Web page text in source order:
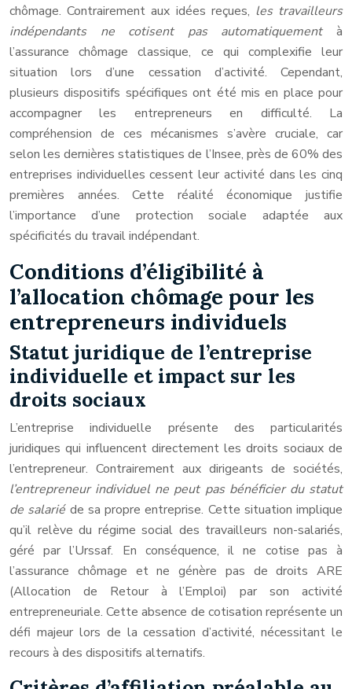
chômage. Contrairement aux idées reçues, les travailleurs
indépendants ne cotisent pas automatiquement à
l’assurance chômage classique, ce qui complexifie leur
situation lors d’une cessation d’activité. Cependant,
plusieurs dispositifs spécifiques ont été mis en place pour
accompagner les entrepreneurs en difficulté. La
compréhension de ces mécanismes s’avère cruciale, car
selon les dernières statistiques de l’Insee, près de 60% des
entreprises individuelles cessent leur activité dans les cinq
premières années. Cette réalité économique justifie
l’importance d’une protection sociale adaptée aux
spécificités du travail indépendant.
Conditions d’éligibilité à
l’allocation chômage pour les
entrepreneurs individuels
Statut juridique de l’entreprise
individuelle et impact sur les
droits sociaux
L’entreprise individuelle présente des particularités
juridiques qui influencent directement les droits sociaux de
l’entrepreneur. Contrairement aux dirigeants de sociétés,
l’entrepreneur individuel ne peut pas bénéficier du statut
de salarié de sa propre entreprise. Cette situation implique
qu’il relève du régime social des travailleurs non-salariés,
géré par l’Urssaf. En conséquence, il ne cotise pas à
l’assurance chômage et ne génère pas de droits ARE
(Allocation de Retour à l’Emploi) par son activité
entrepreneuriale. Cette absence de cotisation représente un
défi majeur lors de la cessation d’activité, nécessitant le
recours à des dispositifs alternatifs.